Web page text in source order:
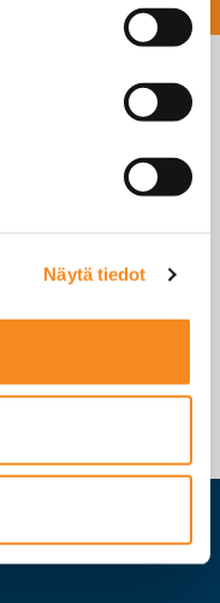
Näytä tiedot